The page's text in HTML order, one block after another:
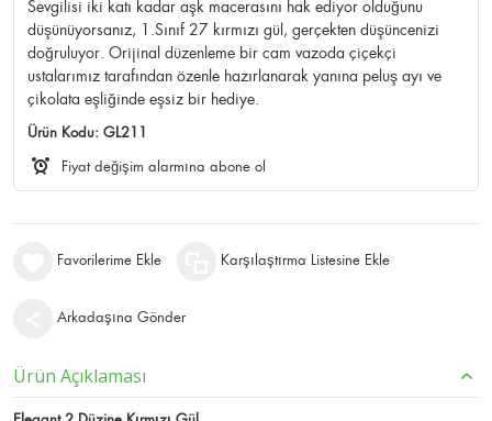
Sevgilisi iki katı kadar aşk macerasını hak ediyor olduğunu
düşünüyorsanız, 1.Sınıf 27 kırmızı gül, gerçekten düşüncenizi
doğruluyor. Orijinal düzenleme bir cam vazoda çiçekçi
ustalarımız tarafından özenle hazırlanarak yanına peluş ayı ve
çikolata eşliğinde eşsiz bir hediye.
Ürün Kodu: GL211
Fiyat değişim alarmına abone ol
Favorilerime Ekle Karşılaştırma Listesine Ekle
Arkadaşına Gönder
Ürün Açıklaması